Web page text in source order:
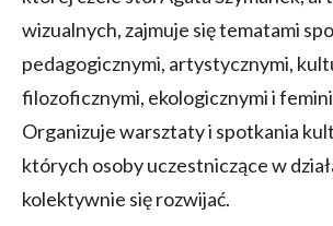
wizualnych, zajmuje się tematami
pedagogicznymi, artystycznymi,
filozoficznymi, ekologicznymi i
Organizuje warsztaty i spotkania
których osoby uczestniczące w
kolektywnie się rozwijać.